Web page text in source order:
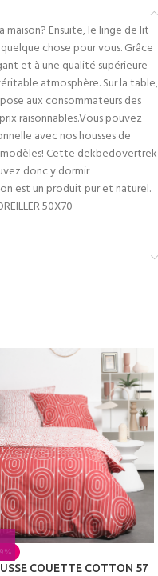
Ensuite, le linge de lit
chose pour vous. Grâce
et à une qualité supérieure
atmosphère. Sur la table,
aux consommateurs des
raisonnables.Vous pouvez
avec nos housses de
Cette dekbedovertrek
donc y dormir
est un produit pur et naturel.
50X70
COUETTE COTTON 57